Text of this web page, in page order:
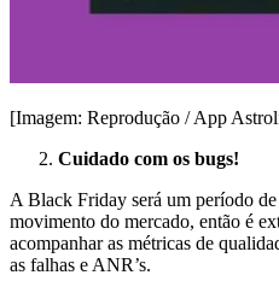
[Imagem: Reprodução / App
Cuidado com os bugs!
A Black Friday será um período
movimento do mercado, então é
acompanhar as métricas de
as falhas e ANR’s.